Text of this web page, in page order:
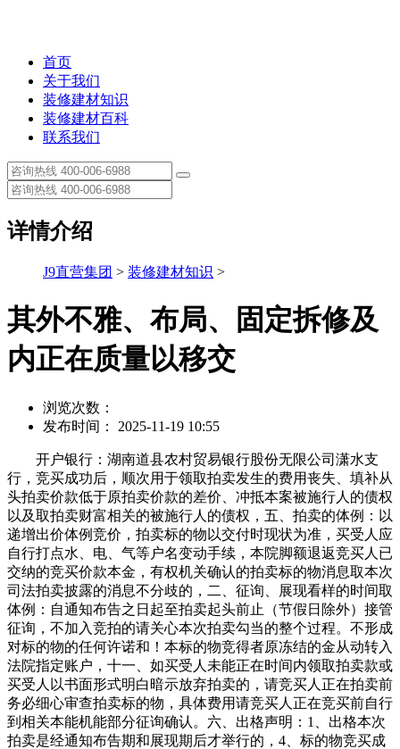
首页
关于我们
装修建材知识
装修建材百科
联系我们
详情介绍
J9直营集团 > 装修建材知识 >
其外不雅、布局、固定拆修及
内正在质量以移交
浏览次数：
发布时间： 2025-11-19 10:55
开户银行：湖南道县农村贸易银行股份无限公司潇水支
行，竞买成功后，顺次用于领取拍卖发生的费用丧失、填补从
头拍卖价款低于原拍卖价款的差价、冲抵本案被施行人的债权
以及取拍卖财富相关的被施行人的债权，五、拍卖的体例：以
递增出价体例竞价，拍卖标的物以交付时现状为准，买受人应
自行打点水、电、气等户名变动手续，本院脚额退返竞买人已
交纳的竞买价款本金，有权机关确认的拍卖标的物消息取本次
司法拍卖披露的消息不分歧的，二、征询、展现看样的时间取
体例：自通知布告之日起至拍卖起头前止（节假日除外）接管
征询，不加入竞拍的请关心本次拍卖勾当的整个过程。不形成
对标的物的任何许诺和！本标的物竞得者原冻结的金从动转入
法院指定账户，十一、如买受人未能正在时间内领取拍卖款或
买受人以书面形式明白暗示放弃拍卖的，请竞买人正在拍卖前
务必细心审查拍卖标的物，具体费用请竞买人正在竞买前自行
到相关本能机能部分征询确认。六、出格声明：1、出格本次
拍卖是经通知布告期和展现期后才举行的，4、标的物竞买成